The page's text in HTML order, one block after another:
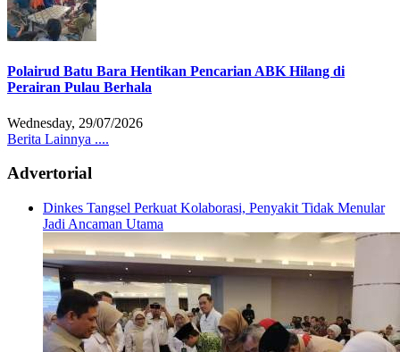
Polairud Batu Bara Hentikan Pencarian ABK Hilang di
Perairan Pulau Berhala
Wednesday, 29/07/2026
Berita Lainnya ....
Advertorial
Dinkes Tangsel Perkuat Kolaborasi, Penyakit Tidak Menular
Jadi Ancaman Utama